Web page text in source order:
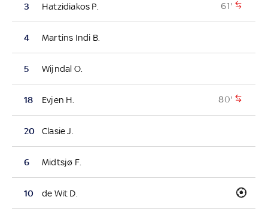
3 Hatzidiakos P. 61'
4 Martins Indi B.
5 Wijndal O.
18 Evjen H. 80'
20 Clasie J.
6 Midtsjø F.
10 de Wit D.